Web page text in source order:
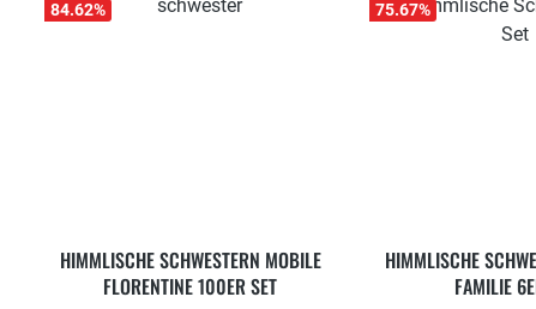
84.62%
HIMMLISCHE SCHWESTERN MOBILE
FLORENTINE 100ER SET
75.67%
HIMMLISCHE
FAMILIE